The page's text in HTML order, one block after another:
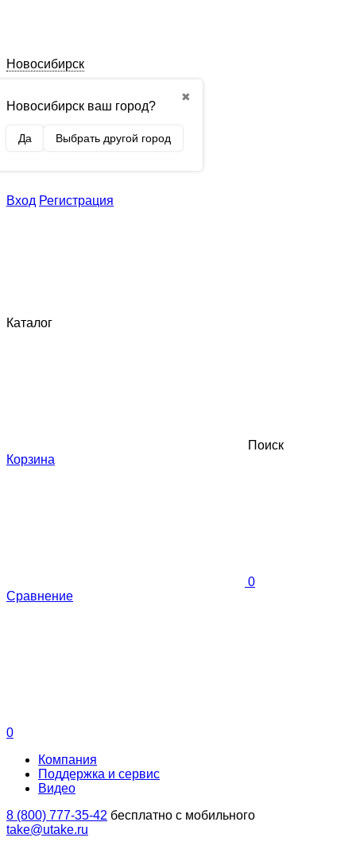
Новосибирск
✖
Новосибирск ваш город?
Да Выбрать другой город
Вход Регистрация
Каталог
Поиск
Корзина
0
Сравнение
0
Компания
Поддержка и сервис
Видео
8 (800) 777-35-42 бесплатно с мобильного
take@utake.ru